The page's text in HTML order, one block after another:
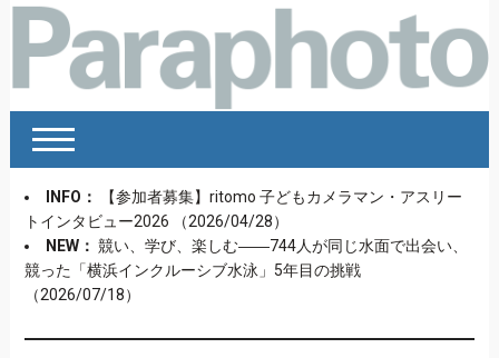
INFO：
【参加者募集】ritomo 子どもカメラマン・アスリー
トインタビュー2026
（2026/04/28）
NEW： 競い、学び、楽しむ――744人が同じ水面で出会い、
競った「横浜インクルーシブ水泳」5年目の挑戦
（2026/07/18）